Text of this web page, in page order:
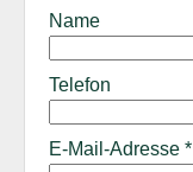
Name
Telefon
E-Mail-Adresse *